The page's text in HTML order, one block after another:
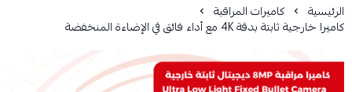
الرئيسية كاميرات المراقبة
كاميرا خارجية ثابتة بدقة 4K مع أداء فائق في الإضاءة المنخفضة